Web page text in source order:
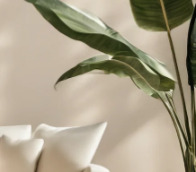
Kunden bewerten uns mit
aller Länder, in
wenigen Schritten – mit
einer Nachricht von